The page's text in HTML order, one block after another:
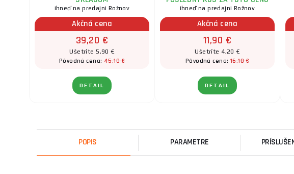
ihneď na predajni Rožnov
Akčná cena
39,20 €
Ušetríte 5,90 €
Pôvodná cena:45,10 €
DETAIL
ihneď na predajni Rožnov
Akčná cena
11,90 €
Ušetríte 4,20 €
Pôvodná cena:16,10 €
DETAIL
POPIS PARAMETRE